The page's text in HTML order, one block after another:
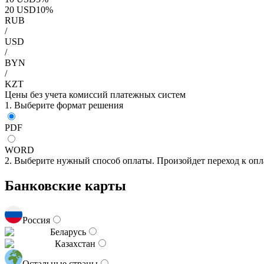
20 USD10%
RUB
/
USD
/
BYN
/
KZT
Цены без учета комиссий платежных систем
1. Выберите формат решения
PDF
WORD
2. Выберите нужный способ оплаты. Произойдет переход к
Банковские карты
Россия
Беларусь
Казахстан